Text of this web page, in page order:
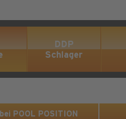
DDP
Schlager
POOL POSITION